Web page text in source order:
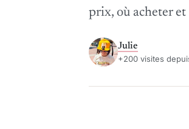
prix, où acheter
Julie
+200 visites